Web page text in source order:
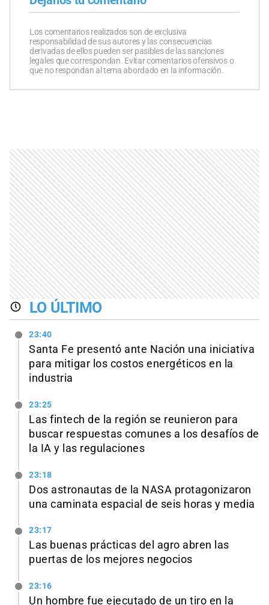
Los comentarios realizados son de exclusiva
responsabilidad de sus autores y las consecuencias
derivadas de ellos pueden ser pasibles de las sanciones
legales que correspondan. Evitar comentarios ofensivos o
que no respondan al tema abordado en la información.
LO ÚLTIMO
23:40
Santa Fe presentó ante Nación una iniciativa
para mitigar los costos energéticos en la
industria
23:25
Las fintech de la región se reunieron para
buscar respuestas comunes a los desafíos de
la IA y las regulaciones
23:18
Dos astronautas de la NASA protagonizaron
una caminata espacial de seis horas y media
23:17
Las buenas prácticas del agro abren las
puertas de los mejores negocios
23:16
Un hombre fue ejecutado de un tiro en la